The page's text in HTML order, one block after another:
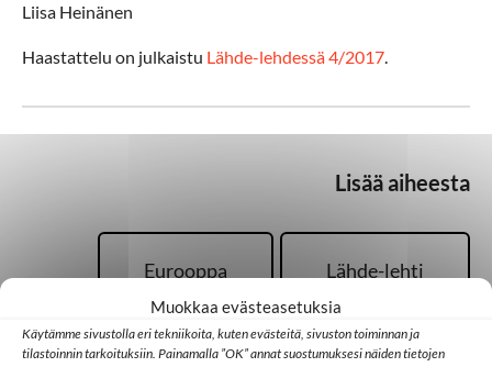
Muokkaa evästeasetuksia
Käytämme sivustolla eri tekniikoita, kuten evästeitä, sivuston toiminnan ja
tilastoinnin tarkoituksiin. Painamalla ”OK” annat suostumuksesi näiden tietojen
Liisa Heinänen
Haastattelu on julkaistu Lähde-lehdessä 4/2017.
Lisää aiheesta
Eurooppa Lähde-lehti
Sansa Toivoa naisille